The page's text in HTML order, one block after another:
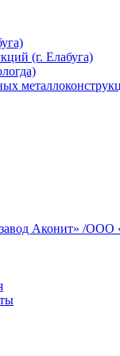
(г. Елабуга)
Аконит» /ООО